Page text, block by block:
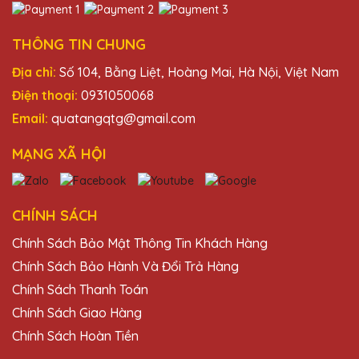
27/11/2025
Cúp Pha Lê Vinh Danh An Thảo làm cho mọi
dịp lễ trở nên đặc biệt và ý nghĩa hơn bao
giờ hết.
THÔNG TIN CHUNG
Địa chỉ: Số 104, Bằng Liệt, Hoàng Mai, Hà Nội, Việt Nam
Điện thoại: 0931050068
Email: quatangqtg@gmail.com
MẠNG XÃ HỘI
CHÍNH SÁCH
Chính Sách Bảo Mật Thông Tin Khách Hàng
Chính Sách Bảo Hành Và Đổi Trả Hàng
Chính Sách Thanh Toán
Chính Sách Giao Hàng
Chính Sách Hoàn Tiền